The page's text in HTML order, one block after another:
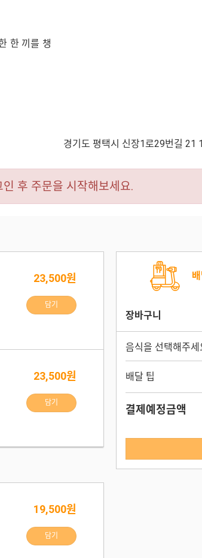
한 끼를 챙
경기도 평택시 신장1로29번길 21
인 후 주문을 시작해보세요.
23,500원
담기
23,500원
담기
19,500원
담기
장바구니
음식을 선택해주세
배달 팁
결제예정금액